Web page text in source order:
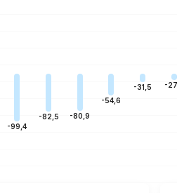
-99,4
-82,5 -80,9
-54,6
-31,5 -